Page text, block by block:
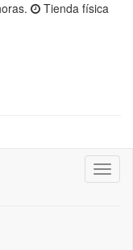
Tienda física